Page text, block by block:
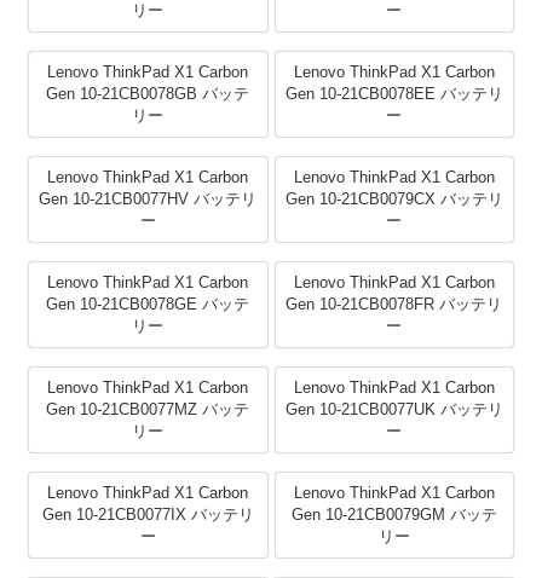
リー
ー
Lenovo ThinkPad X1 Carbon
Gen 10-21CB0078GB バッテ
リー
Lenovo ThinkPad X1 Carbon
Gen 10-21CB0078EE バッテリ
ー
Lenovo ThinkPad X1 Carbon
Gen 10-21CB0077HV バッテリ
ー
Lenovo ThinkPad X1 Carbon
Gen 10-21CB0079CX バッテリ
ー
Lenovo ThinkPad X1 Carbon
Gen 10-21CB0078GE バッテ
リー
Lenovo ThinkPad X1 Carbon
Gen 10-21CB0078FR バッテリ
ー
Lenovo ThinkPad X1 Carbon
Gen 10-21CB0077MZ バッテ
リー
Lenovo ThinkPad X1 Carbon
Gen 10-21CB0077UK バッテリ
ー
Lenovo ThinkPad X1 Carbon
Gen 10-21CB0077IX バッテリ
ー
Lenovo ThinkPad X1 Carbon
Gen 10-21CB0079GM バッテ
リー